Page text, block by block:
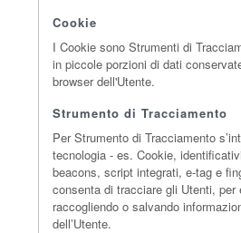
Cookie
I Cookie sono Strumenti di
in piccole porzioni di dati
browser dell'Utente.
Strumento di Tracciamento
Per Strumento di Tracciamento
tecnologia - es. Cookie,
beacons, script integrati, e-tag e
consenta di tracciare gli Utenti, per
raccogliendo o salvando
dell’Utente.